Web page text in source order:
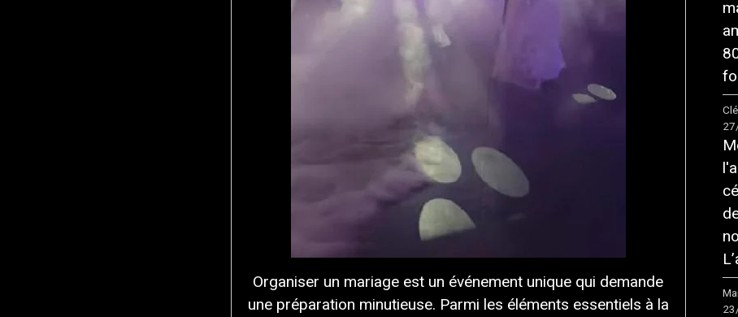
Organiser un mariage est un événement unique qui demande
une préparation minutieuse. Parmi les éléments essentiels à la